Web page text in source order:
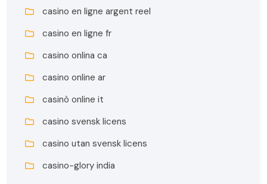
casino en ligne argent reel
casino en ligne fr
casino onlina ca
casino online ar
casinò online it
casino svensk licens
casino utan svensk licens
casino-glory india